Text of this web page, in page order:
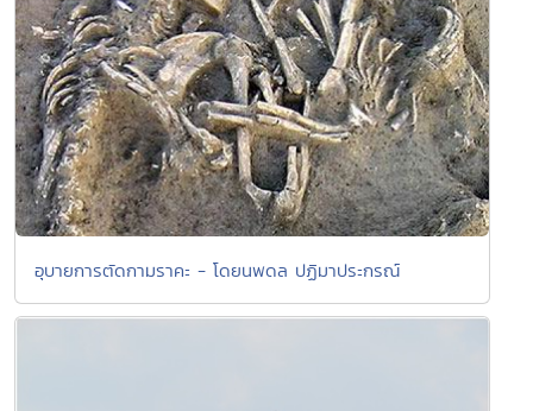
อุบายการตัดกามราคะ - โดยนพดล ปฏิมาประกรณ์